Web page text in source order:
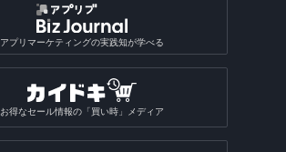
アプリマーケティングの実践知が学べる
お得なセール情報の「買い時」メディア